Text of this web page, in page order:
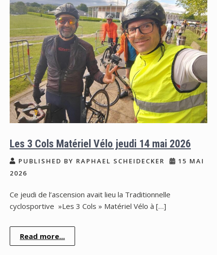
Les 3 Cols Matériel Vélo jeudi 14 mai 2026
PUBLISHED BY RAPHAEL SCHEIDECKER
15 MAI
2026
Ce jeudi de l’ascension avait lieu la Traditionnelle
cyclosportive »Les 3 Cols » Matériel Vélo à […]
Read more...